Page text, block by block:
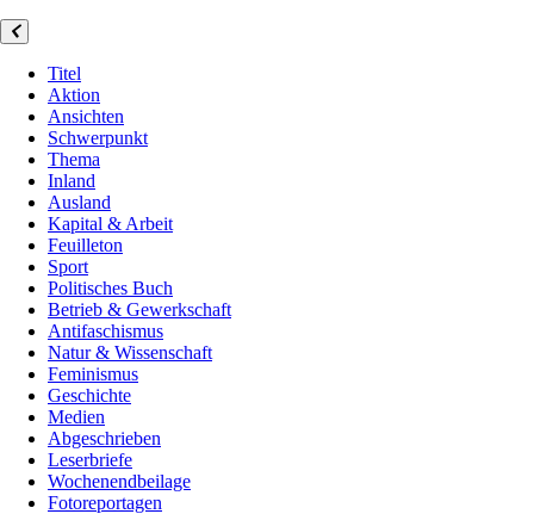
Titel
Aktion
Ansichten
Schwerpunkt
Thema
Inland
Ausland
Kapital & Arbeit
Feuilleton
Sport
Politisches Buch
Betrieb & Gewerkschaft
Antifaschismus
Natur & Wissenschaft
Feminismus
Geschichte
Medien
Abgeschrieben
Leserbriefe
Wochenendbeilage
Fotoreportagen